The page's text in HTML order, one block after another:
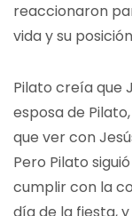
reaccionaron
vida y su
Pilato creía que
esposa de
que ver con
Pero Pilato
cumplir con la